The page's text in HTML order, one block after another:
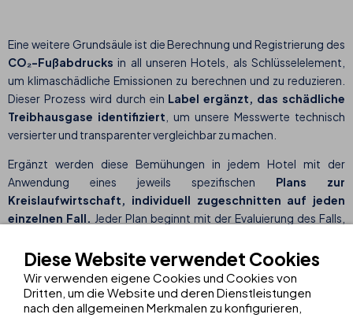
Eine weitere Grundsäule ist die Berechnung und Registrierung des
CO₂-Fußabdrucks in all unseren Hotels, als Schlüsselelement,
um klimaschädliche Emissionen zu berechnen und zu reduzieren.
Dieser Prozess wird durch ein Label ergänzt, das schädliche
Treibhausgase identifiziert , um unsere Messwerte technisch
versierter und transparenter vergleichbar zu machen.
Ergänzt werden diese Bemühungen in jedem Hotel mit der
Anwendung eines jeweils spezifischen Plans zur
Kreislaufwirtschaft, individuell zugeschnitten auf jeden
einzelnen Fall. Jeder Plan beginnt mit der Evaluierung des Falls,
Realität des Hotels angepasst sind und auf diese Weise den
Umgang mit Ressourcen optimieren und das Recycling fördern.
Diese Website verwendet Cookies
Wir verwenden eigene Cookies und Cookies von
Dritten, um die Website und deren Dienstleistungen
nach den allgemeinen Merkmalen zu konfigurieren,